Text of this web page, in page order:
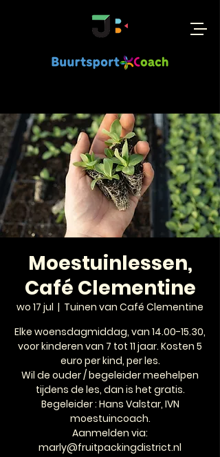
Moestuinlessen,
Café Clementine
wo 17 jul
  |
Tuinen van Café Clementine
Elke woensdagmiddag, van 14.00-15.30,
voor kinderen van 7 tot 11 jaar. Kosten 5
euro per kind, per les.
Wil de ouder / begeleider meehelpen
tijdens de les, dan is het gratis.
Begeleider : Hans Valstar, IVN
moestuincoach.
Aanmelden via:
marly@fruitpackingdistrict.nl